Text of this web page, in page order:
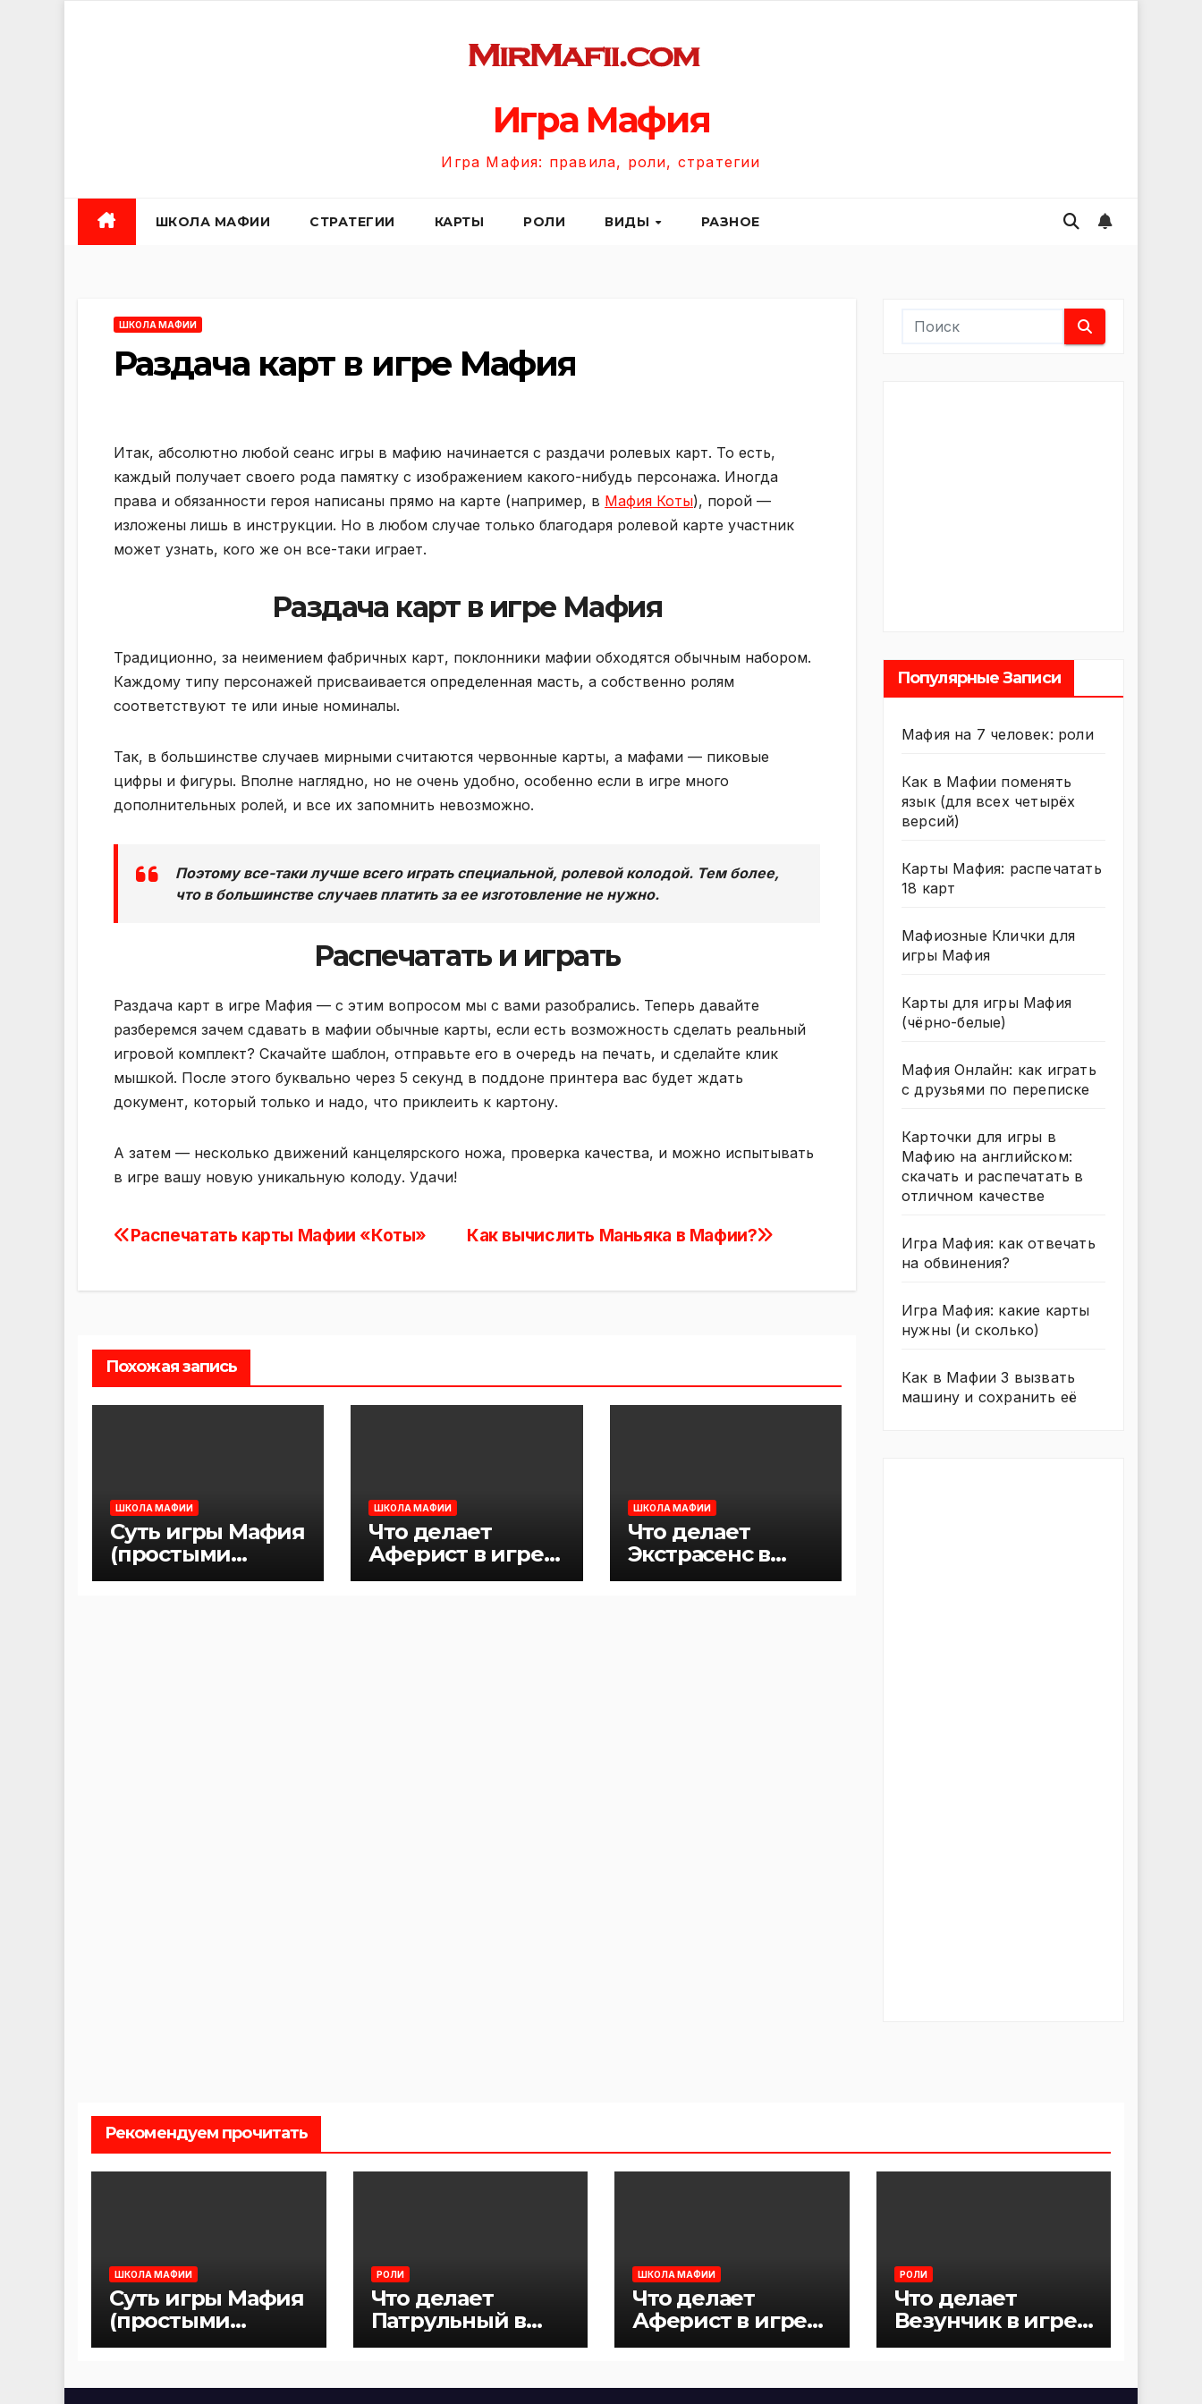
Игра Мафия
Игра Мафия: правила, роли, стратегии
ШКОЛА МАФИИ СТРАТЕГИИ КАРТЫ РОЛИ ВИДЫ РАЗНОЕ
ШКОЛА МАФИИ
Раздача карт в игре Мафия
Итак, абсолютно любой сеанс игры в мафию начинается с раздачи ролевых карт. То есть,
каждый получает своего рода памятку с изображением какого-нибудь персонажа. Иногда
права и обязанности героя написаны прямо на карте (например, в Мафия Коты), порой —
изложены лишь в инструкции. Но в любом случае только благодаря ролевой карте участник
может узнать, кого же он все-таки играет.
Раздача карт в игре Мафия
Традиционно, за неимением фабричных карт, поклонники мафии обходятся обычным набором.
Каждому типу персонажей присваивается определенная масть, а собственно ролям
соответствуют те или иные номиналы.
Так, в большинстве случаев мирными считаются червонные карты, а мафами — пиковые
цифры и фигуры. Вполне наглядно, но не очень удобно, особенно если в игре много
дополнительных ролей, и все их запомнить невозможно.
Поэтому все-таки лучше всего играть специальной, ролевой колодой. Тем более,
что в большинстве случаев платить за ее изготовление не нужно.
Распечатать и играть
Раздача карт в игре Мафия — с этим вопросом мы с вами разобрались. Теперь давайте
разберемся зачем сдавать в мафии обычные карты, если есть возможность сделать реальный
игровой комплект? Скачайте шаблон, отправьте его в очередь на печать, и сделайте клик
мышкой. После этого буквально через 5 секунд в поддоне принтера вас будет ждать
документ, который только и надо, что приклеить к картону.
А затем — несколько движений канцелярского ножа, проверка качества, и можно испытывать
в игре вашу новую уникальную колоду. Удачи!
Навигация
Как вычислить Маньяка в Мафии?
Распечатать карты Мафии «Коты»
Похожая запись
ШКОЛА МАФИИ
Суть игры Мафия
(простыми
словами)
ШКОЛА МАФИИ
Что делает
Аферист в игре
Мафия
ШКОЛА МАФИИ
Что делает
Экстрасенс в
игре Мафия
Популярные Записи
Мафия на 7 человек: роли
Как в Мафии поменять
язык (для всех четырёх
версий)
Карты Мафия: распечатать
18 карт
Мафиозные Клички для
игры Мафия
Карты для игры Мафия
(чёрно-белые)
Мафия Онлайн: как играть
с друзьями по переписке
Карточки для игры в
Мафию на английском:
скачать и распечатать в
отличном качестве
Игра Мафия: как отвечать
на обвинения?
Игра Мафия: какие карты
нужны (и сколько)
Как в Мафии 3 вызвать
машину и сохранить её
Рекомендуем прочитать
ШКОЛА МАФИИ
Суть игры Мафия
(простыми
словами)
РОЛИ
Что делает
Патрульный в
игре Мафия
ШКОЛА МАФИИ
Что делает
Аферист в игре
Мафия
РОЛИ
Что делает
Везунчик в игре
Мафия?